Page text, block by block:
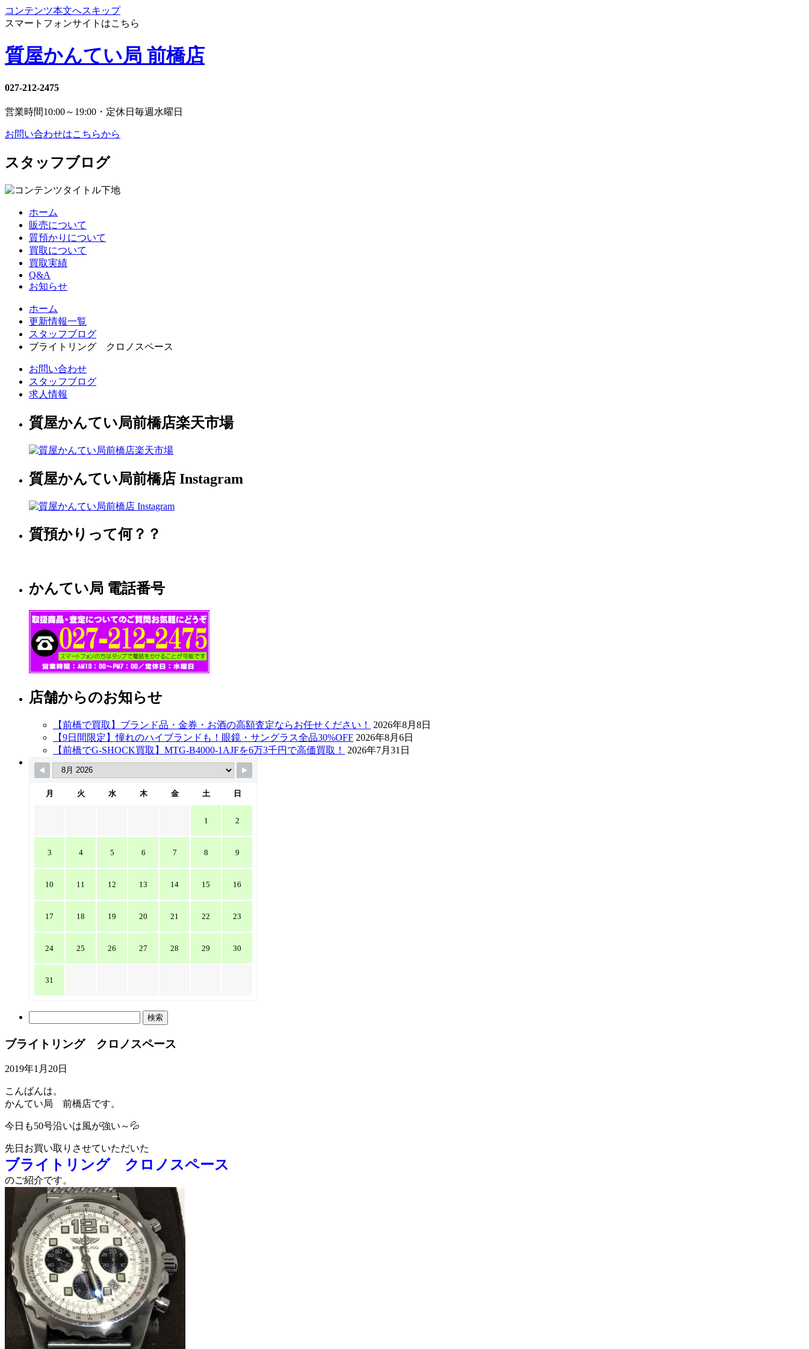
コンテンツ本文へスキップ
スマートフォンサイトはこちら
質屋かんてい局 前橋店
027-212-2475
営業時間10:00～19:00・定休日 毎週水曜日
お問い合わせはこちらから
スタッフブログ
ホーム
販売について
質預かりについて
買取について
買取実績
Q&A
お知らせ
ホーム
更新情報一覧
スタッフブログ
ブライトリング クロノスペース
お問い合わせ
スタッフブログ
求人情報
質屋かんてい局前橋店楽天市場
質屋かんてい局前橋店 Instagram
質預かりって何？？
かんてい局 電話番号
店舗からのお知らせ
【前橋で買取】ブランド品・金券・お酒の高額査定ならお任せください！
2026年8月8日
【9日間限定】憧れのハイブランドも！眼鏡・サングラス全品30%OFF 2026年8月6日
【前橋でG-SHOCK買取】MTG-B4000-1AJFを6万3千円で高価買取！
2026年7月31日
月 火 水 木 金 土 日
1 2
3 4 5 6 7 8 9
10 11 12 13 14 15 16
17 18 19 20 21 22 23
24 25 26 27 28 29 30
31
ブライトリング クロノスペース
2019年1月20日
こんばんは。
かんてい局 前橋店です。
今日も50号沿いは風が強い～💦
先日お買い取りさせていただいた
ブライトリング クロノスペース
のご紹介です。